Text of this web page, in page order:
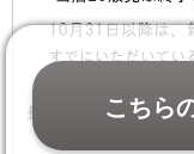
こちら